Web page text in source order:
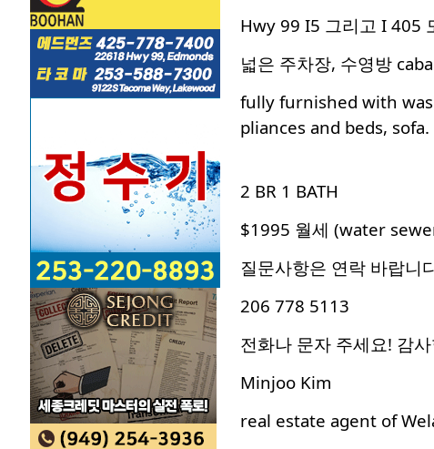
Hwy 99 I5 그리고 I 405
넓은 주차장, 수영방
fully furnished with
pliances and beds, sofa.
2 BR 1 BATH
$1995 월세 (water
질문사항은 연락 바랍니
206 778 5113
전화나 문자 주세요! 감
Minjoo Kim
real estate agent of